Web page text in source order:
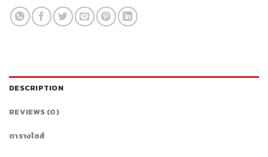
DESCRIPTION
REVIEWS (0)
ตารางไซส์